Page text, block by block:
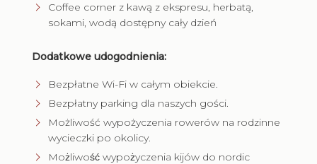
Coffee corner z kawą z ekspresu, herbatą,
sokami, wodą dostępny cały dzień
Dodatkowe udogodnienia:
Bezpłatne Wi-Fi w całym obiekcie.
Bezpłatny parking dla naszych gości.
Możliwość wypożyczenia rowerów na rodzinne
wycieczki po okolicy.
Możliwość wypożyczenia kijów do nordic